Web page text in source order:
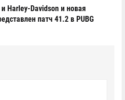
Harley-Davidson и новая
патч 41.2 в PUBG